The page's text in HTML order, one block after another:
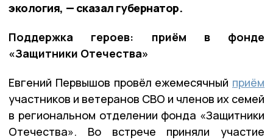
экология, — сказал губернатор.
Поддержка героев: приём в фонде
«Защитники Отечества»
Евгений Первышов провёл ежемесячный приём
участников и ветеранов СВО и членов их семей
в региональном отделении фонда «Защитники
Отечества». Во встрече приняли участие